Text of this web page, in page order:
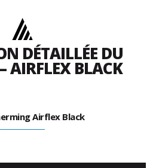
DÉTAILLÉE DU
AIRFLEX BLACK
Airflex Black